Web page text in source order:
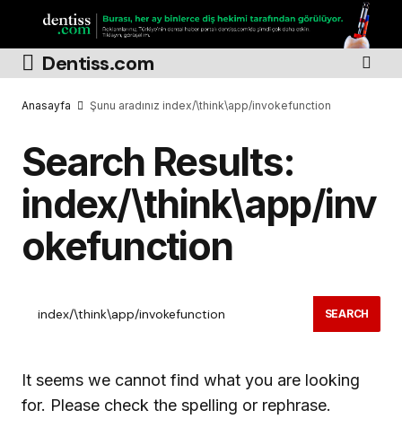
Dentiss.com
Anasayfa Şunu aradınız index/\think\app/invokefunction
Search Results:
index/\think\app/inv
okefunction
SEARCH
It seems we cannot find what you are looking
for. Please check the spelling or rephrase.